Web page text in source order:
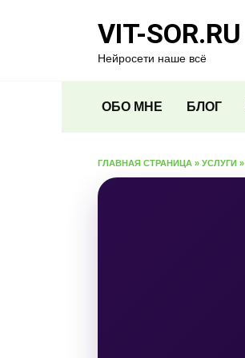
VIT-SOR.RU
Нейросети наше всё
ОБО МНЕ БЛОГ
ГЛАВНАЯ СТРАНИЦА » УСЛУГИ »